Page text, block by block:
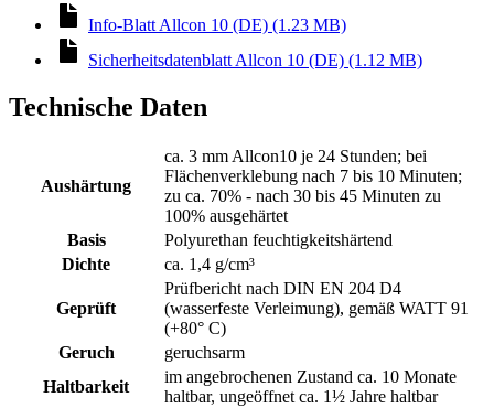
Info-Blatt Allcon 10 (DE) (1.23 MB)
Sicherheitsdatenblatt Allcon 10 (DE) (1.12 MB)
Technische Daten
Aushärtung
ca. 3 mm Allcon10 je 24 Stunden; bei
Flächenverklebung nach 7 bis 10 Minuten;
zu ca. 70% - nach 30 bis 45 Minuten zu
100% ausgehärtet
Basis
Polyurethan feuchtigkeitshärtend
Dichte
ca. 1,4 g/cm³
Geprüft
Prüfbericht nach DIN EN 204 D4
(wasserfeste Verleimung), gemäß WATT 91
(+80° C)
Geruch
geruchsarm
Haltbarkeit
im angebrochenen Zustand ca. 10 Monate
haltbar, ungeöffnet ca. 1½ Jahre haltbar